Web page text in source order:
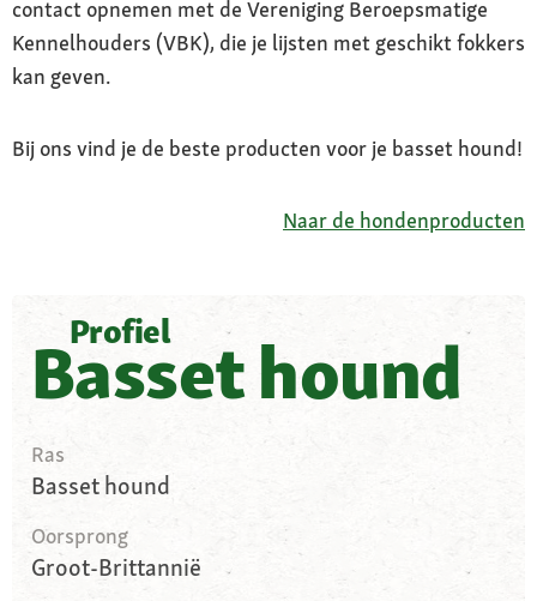
contact opnemen met de Vereniging Beroepsmatige
Kennelhouders (VBK), die je lijsten met geschikt fokkers
kan geven.
Bij ons vind je de beste producten voor je basset hound!
Naar de hondenproducten
Profiel
Basset hound
Ras
Basset hound
Oorsprong
Groot-Brittannië